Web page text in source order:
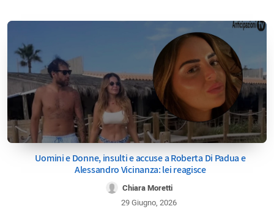
Uomini e Donne, insulti e accuse a Roberta Di Padua e
Alessandro Vicinanza: lei reagisce
Chiara Moretti
29 Giugno, 2026